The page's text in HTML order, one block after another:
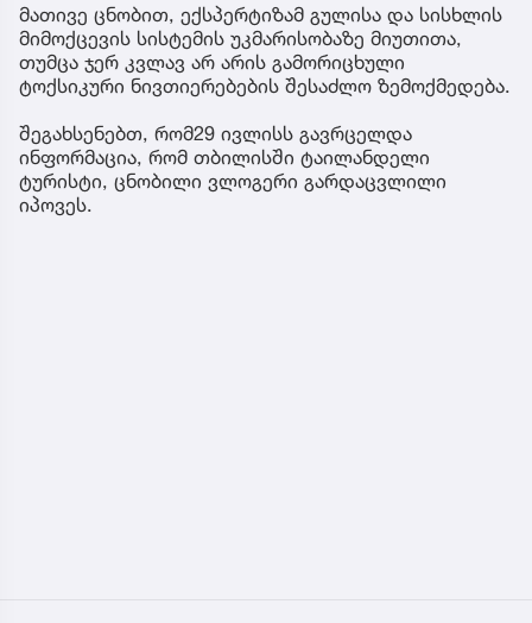
მათივე ცნობით, ექსპერტიზამ გულისა და სისხლის
მიმოქცევის სისტემის უკმარისობაზე მიუთითა,
თუმცა ჯერ კვლავ არ არის გამორიცხული
ტოქსიკური ნივთიერებების შესაძლო ზემოქმედება.
შეგახსენებთ, რომ29 ივლისს გავრცელდა
ინფორმაცია, რომ თბილისში ტაილანდელი
ტურისტი, ცნობილი ვლოგერი გარდაცვლილი
იპოვეს.